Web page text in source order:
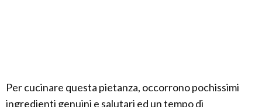
Per cucinare questa pietanza, occorrono pochissimi
ingredienti genuini e salutari ed un tempo di